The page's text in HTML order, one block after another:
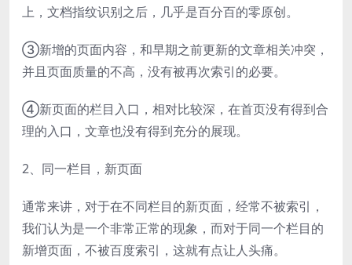
上，文档指纹识别之后，几乎是百分百的零原创。
③新增的页面内容，和早期之前更新的文章相关冲突，
并且页面质量的不高，没有被再次索引的必要。
④新页面的栏目入口，相对比较深，在首页没有得到合
理的入口，文章也没有得到充分的展现。
2、同一栏目，新页面
通常来讲，对于在不同栏目的新页面，经常不被索引，
我们认为是一个非常正常的现象，而对于同一个栏目的
新增页面，不被百度索引，这就有点让人头痛。